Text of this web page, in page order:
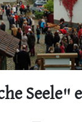
Seele"